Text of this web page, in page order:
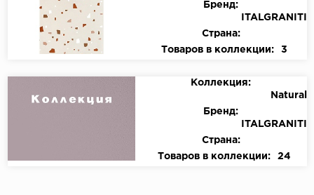
Бренд:
ITALGRANITI
Страна:
Товаров в коллекции:
3
Коллекция:
Natural
Бренд:
ITALGRANITI
Страна:
Товаров в коллекции:
24